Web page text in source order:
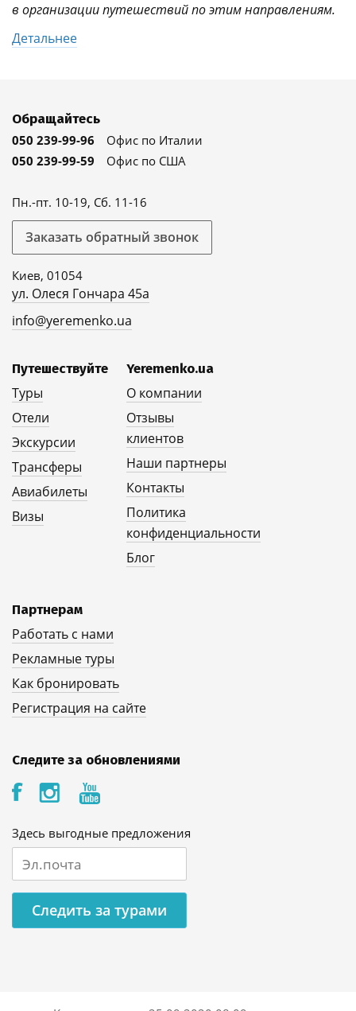
в организации путешествий по этим направлениям.
Детальнее
Обращайтесь
050 239-99-96
Офис по Италии
050 239-99-59
Офис по США
Пн.-пт. 10-19, Сб. 11-16
Заказать обратный звонок
Киев, 01054
ул. Олеся Гончара 45а
info@yeremenko.ua
Путешествуйте
Туры
Отели
Экскурсии
Трансферы
Авиабилеты
Визы
Yeremenko.ua
О компании
Отзывы
клиентов
Наши партнеры
Контакты
Политика
конфиденциальности
Блог
Партнерам
Работать с нами
Рекламные туры
Как бронировать
Регистрация на сайте
Следите за обновлениями
Здесь выгодные предложения
Следить за турами